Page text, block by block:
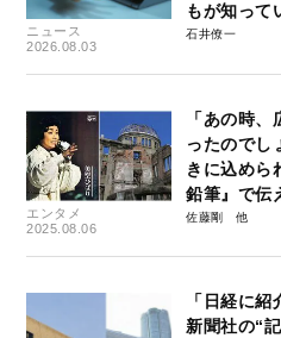
ニュース
2026.08.03
もが知って
石井僚一
エンタメ
2025.08.06
「あの時
ったのでし
きに込めら
鉛筆』で伝
佐藤剛
「日経に
新聞社の“